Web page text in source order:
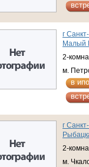
г
Малый
2-
м.
в
г
2-
м.